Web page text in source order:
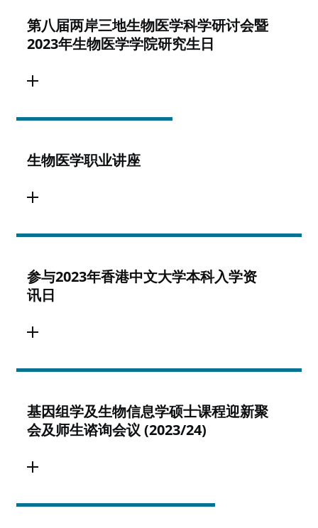
第八届两岸三地生物医学科学研讨会暨
2023年生物医学学院研究生日
生物医学职业讲座
参与2023年香港中文大学本科入学资
讯日
基因组学及生物信息学硕士课程迎新聚
会及师生谘询会议 (2023/24)